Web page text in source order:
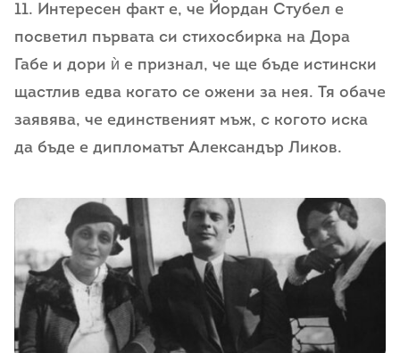
11. Интересен факт е, че Йордан Стубел е
посветил първата си стихосбирка на Дора
Габе и дори ѝ е признал, че ще бъде истински
щастлив едва когато се ожени за нея. Тя обаче
заявява, че единственият мъж, с когото иска
да бъде е дипломатът Александър Ликов.